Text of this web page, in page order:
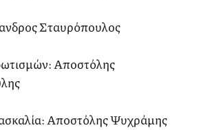
Σταυρόπουλος
Αποστόλης
Αποστόλης Ψυχράμης